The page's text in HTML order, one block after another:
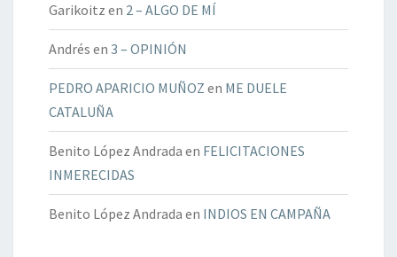
Garikoitz en 2 – ALGO DE MÍ
Andrés en 3 – OPINIÓN
PEDRO APARICIO MUÑOZ en ME DUELE
CATALUÑA
Benito López Andrada en FELICITACIONES
INMERECIDAS
Benito López Andrada en INDIOS EN CAMPAÑA